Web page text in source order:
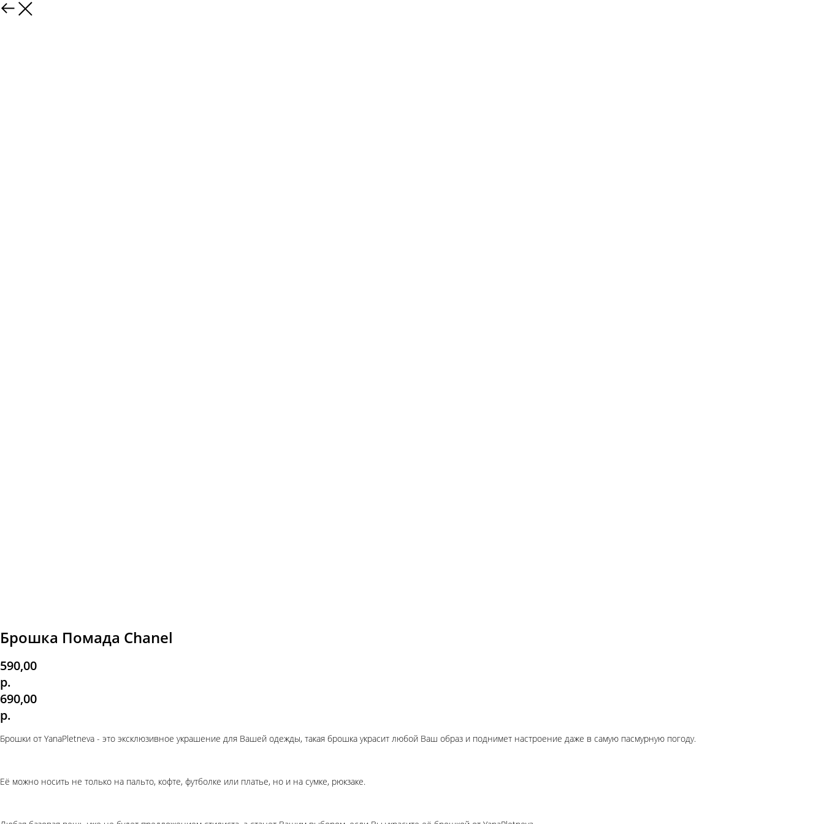
Брошка Помада Chanel
590,00
р.
690,00
р.
Брошки от YanaPletneva - это эксклюзивное украшение для Вашей одежды, такая брошка украсит любой Ваш образ и поднимет настроение даже в самую пасмурную погоду.
Её можно носить не только на пальто, кофте, футболке или платье, но и на сумке, рюкзаке.